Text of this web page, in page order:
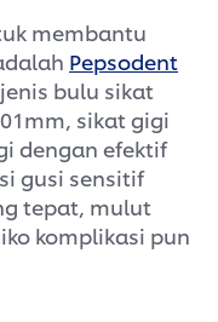
membantu
Pepsodent
jenis bulu sikat
sikat gigi
dengan efektif
gusi sensitif
tepat, mulut
komplikasi pun